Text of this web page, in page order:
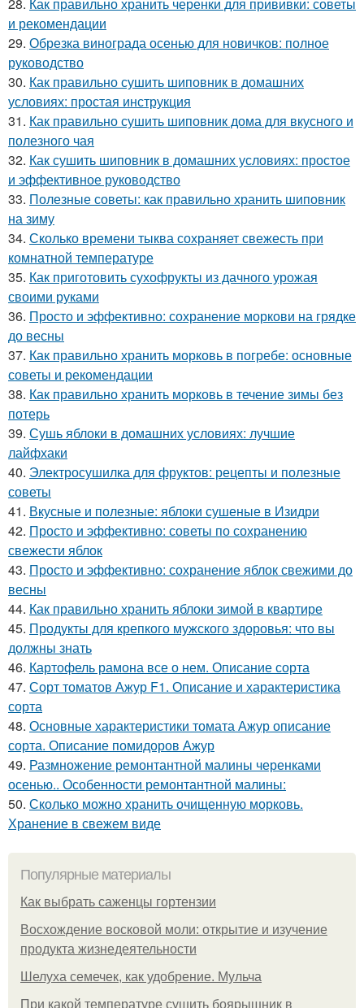
и рекомендации
29. Обрезка винограда осенью для новичков: полное
руководство
30. Как правильно сушить шиповник в домашних
условиях: простая инструкция
31. Как правильно сушить шиповник дома для вкусного и
полезного чая
32. Как сушить шиповник в домашних условиях: простое
и эффективное руководство
33. Полезные советы: как правильно хранить шиповник
на зиму
34. Сколько времени тыква сохраняет свежесть при
комнатной температуре
35. Как приготовить сухофрукты из дачного урожая
своими руками
36. Просто и эффективно: сохранение моркови на грядке
до весны
37. Как правильно хранить морковь в погребе: основные
советы и рекомендации
38. Как правильно хранить морковь в течение зимы без
потерь
39. Сушь яблоки в домашних условиях: лучшие
лайфхаки
40. Электросушилка для фруктов: рецепты и полезные
советы
41. Вкусные и полезные: яблоки сушеные в Изидри
42. Просто и эффективно: советы по сохранению
свежести яблок
43. Просто и эффективно: сохранение яблок свежими до
весны
44. Как правильно хранить яблоки зимой в квартире
45. Продукты для крепкого мужского здоровья: что вы
должны знать
46. Картофель рамона все о нем. Описание сорта
47. Сорт томатов Ажур F1. Описание и характеристика
сорта
48. Основные характеристики томата Ажур описание
сорта. Описание помидоров Ажур
49. Размножение ремонтантной малины черенками
осенью.. Особенности ремонтантной малины:
50. Сколько можно хранить очищенную морковь.
Хранение в свежем виде
Популярные материалы
Как выбрать саженцы гортензии
Восхождение восковой моли: открытие и изучение
продукта жизнедеятельности
Шелуха семечек, как удобрение. Мульча
При какой температуре сушить боярышник в